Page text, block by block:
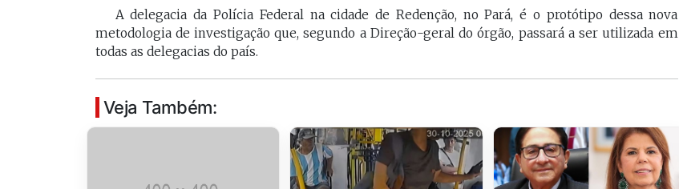
A delegacia da Polícia Federal na cidade de Redenção, no Pará, é o protótipo dessa nova
metodologia de investigação que, segundo a Direção-geral do órgão, passará a ser utilizada em
todas as delegacias do país.
Veja Também: